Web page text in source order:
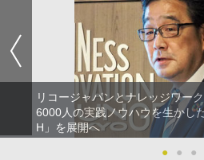
リコージャパンとナレッジワー
6000人の実践ノウハウを生かし
H」を展開へ
●
● ●